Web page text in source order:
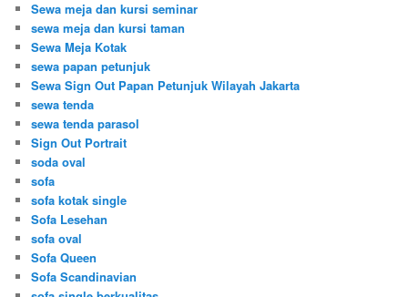
Sewa meja dan kursi seminar
sewa meja dan kursi taman
Sewa Meja Kotak
sewa papan petunjuk
Sewa Sign Out Papan Petunjuk Wilayah Jakarta
sewa tenda
sewa tenda parasol
Sign Out Portrait
soda oval
sofa
sofa kotak single
Sofa Lesehan
sofa oval
Sofa Queen
Sofa Scandinavian